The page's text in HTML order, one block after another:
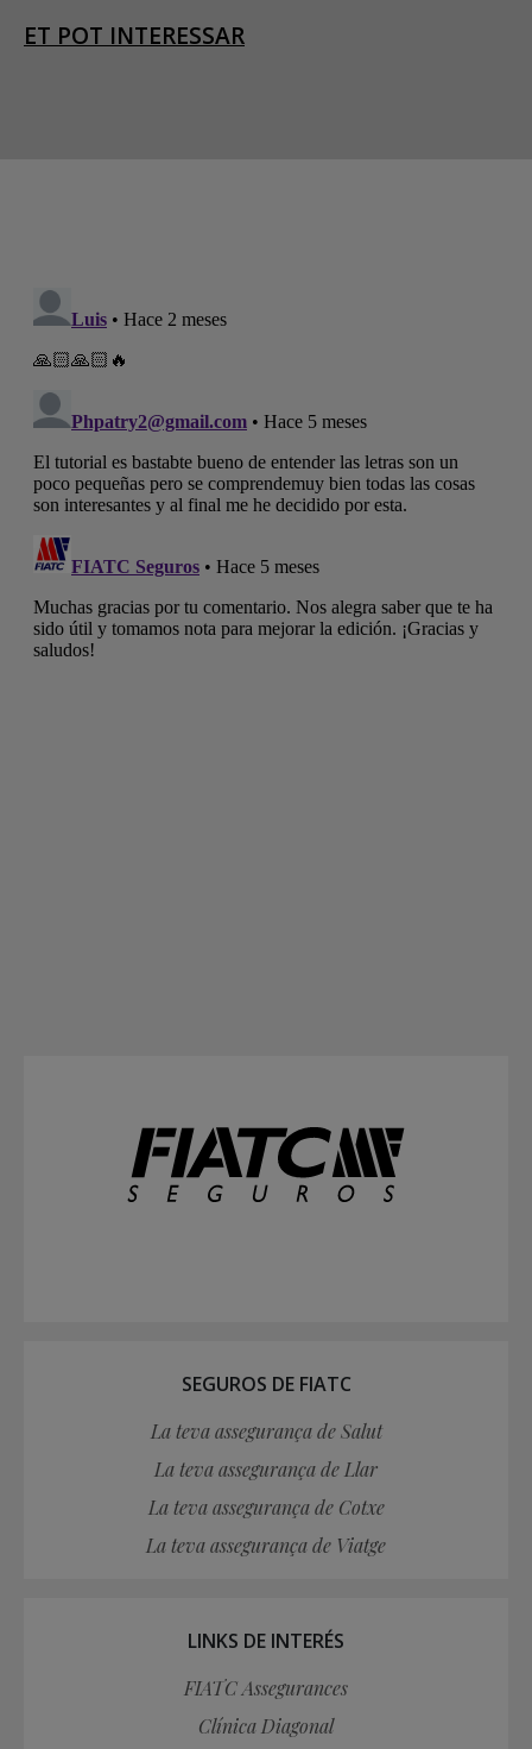
ET POT INTERESSAR
SEGUROS DE FIATC
La teva assegurança de Salut
La teva assegurança de Llar
La teva assegurança de Cotxe
La teva assegurança de Viatge
LINKS DE INTERÉS
FIATC Assegurances
Clínica Diagonal